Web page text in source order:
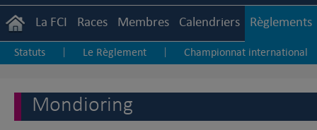
La FCI Races Membres Calendriers Règlements
Statuts Le Règlement
Championnat international
Mondioring